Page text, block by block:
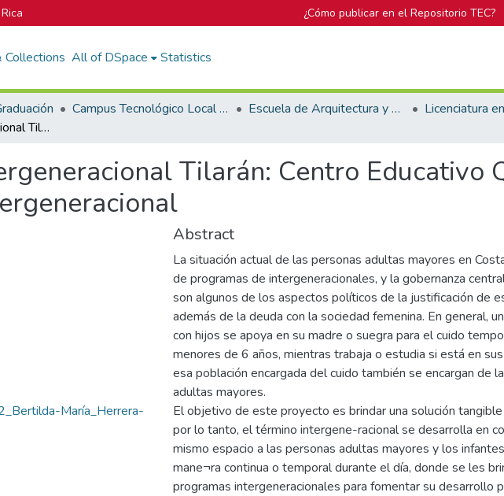
¿Cómo publicar en el Repositorio TEC?
Collections All of DSpace Statistics
Campus Tecnológico Local San José Escuela de Arquitectura y Urbanismo
Centro intergeneracional Tilarán: Centro Educativo Querubín, hacia un cambio intergeneracional
Tilarán: Centro Educativo
María_Herrera-
Abstract
La situación actual de las personas adultas mayores en
de programas de intergeneracionales, y la gobernanza
son algunos de los aspectos políticos de la justificación de
además de la deuda con la sociedad femenina. En general,
con hijos se apoya en su madre o suegra para el cuido
menores de 6 años, mientras trabaja o estudia si está en
esa población encargada del cuido también se encargan de
adultas mayores.
El objetivo de este proyecto es brindar una solución
por lo tanto, el término intergene-racional se desarrolla en
mismo espacio a las personas adultas mayores y los
mane¬ra continua o temporal durante el día, donde se les
programas intergeneracionales para fomentar su desarrollo